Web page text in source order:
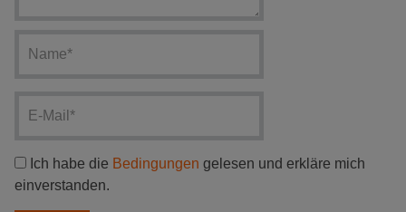
Ich habe die Bedingungen gelesen und erkläre mich
einverstanden.